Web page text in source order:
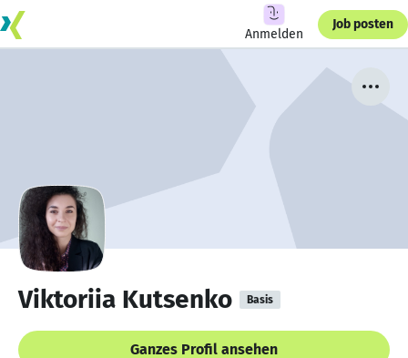
Anmelden
Job posten
Viktoriia Kutsenko Basis
Ganzes Profil ansehen